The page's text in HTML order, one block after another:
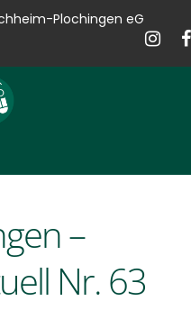
Plochingen eG
–
Nr. 63